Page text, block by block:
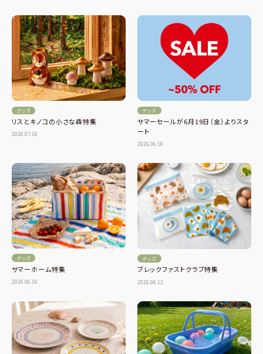
グッズ
リスとキノコの小さな森特集
2026.07.16
グッズ
サマーセールが6月19日（金）よりスタ
ート
2026.06.18
グッズ
サマーホーム特集
2026.06.16
グッズ
ブレックファストクラブ特集
2026.06.12